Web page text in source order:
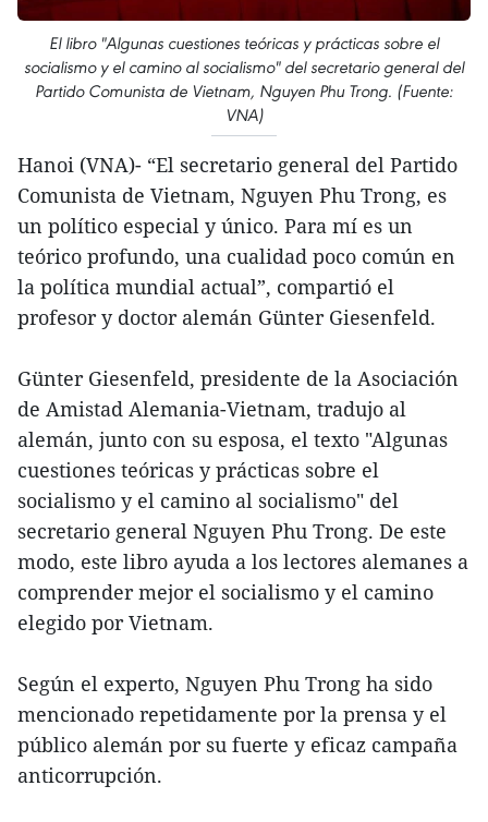
El libro "Algunas cuestiones teóricas y prácticas sobre el
socialismo y el camino al socialismo" del secretario general del
Partido Comunista de Vietnam, Nguyen Phu Trong. (Fuente:
VNA)
Hanoi (VNA)- “El secretario general del Partido
Comunista de Vietnam, Nguyen Phu Trong, es
un político especial y único. Para mí es un
teórico profundo, una cualidad poco común en
la política mundial actual”, compartió el
profesor y doctor alemán Günter Giesenfeld.
Günter Giesenfeld, presidente de la Asociación
de Amistad Alemania-Vietnam, tradujo al
alemán, junto con su esposa, el texto "Algunas
cuestiones teóricas y prácticas sobre el
socialismo y el camino al socialismo" del
secretario general Nguyen Phu Trong. De este
modo, este libro ayuda a los lectores alemanes a
comprender mejor el socialismo y el camino
elegido por Vietnam.
Según el experto, Nguyen Phu Trong ha sido
mencionado repetidamente por la prensa y el
público alemán por su fuerte y eficaz campaña
anticorrupción.